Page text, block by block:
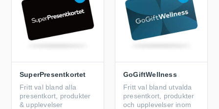
SuperPresentkortet
Fritt val bland alla
presentkort, produkter
& upplevelser
GoGiftWellness
Fritt val bland utvalda
presentkort, produkter
och upplevelser inom